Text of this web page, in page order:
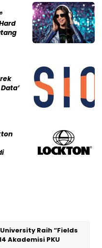
Raih “Fields
Akademisi PKU